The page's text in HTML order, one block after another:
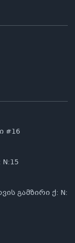
#16
გამზირი ქ: N: